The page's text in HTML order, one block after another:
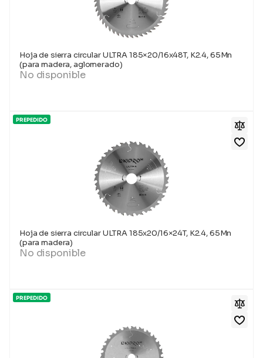
Hoja de sierra circular ULTRA 185×20/16x48T, K2.4, 65Mn
(para madera, aglomerado)
No disponible
PREPEDIDO
Hoja de sierra circular ULTRA 185x20/16×24T, K2.4, 65Mn
(para madera)
No disponible
PREPEDIDO